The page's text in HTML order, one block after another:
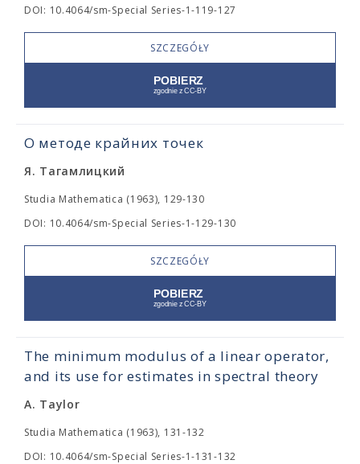
DOI: 10.4064/sm-Special Series-1-119-127
SZCZEGÓŁY
О методе крайних точек
Я. Тагамлицкий
Studia Mathematica (1963), 129-130
DOI: 10.4064/sm-Special Series-1-129-130
SZCZEGÓŁY
The minimum modulus of a linear operator,
and its use for estimates in spectral theory
A. Taylor
Studia Mathematica (1963), 131-132
DOI: 10.4064/sm-Special Series-1-131-132